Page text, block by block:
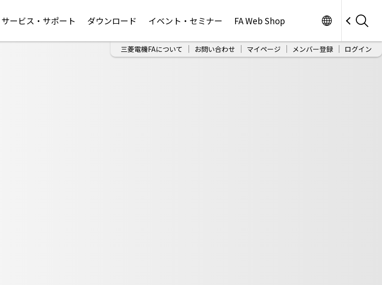
サービス・サポート ダウンロード イベント・セミナー FA Web Shop
三菱電機FAについて お問い合わせ マイページ メンバー登録 ログイン